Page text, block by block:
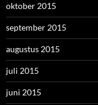
oktober 2015
september 2015
augustus 2015
juli 2015
juni 2015